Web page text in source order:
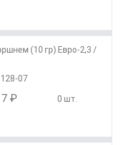
(10 гр) Евро-2,3 /
07
₽ 0 шт.